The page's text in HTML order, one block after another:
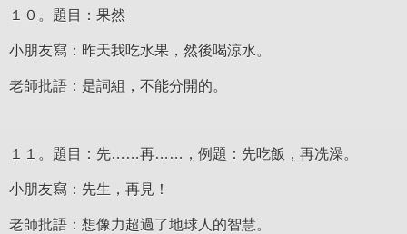
１０。題目：果然
小朋友寫：昨天我吃水果，然後喝涼水。
老師批語：是詞組，不能分開的。
１１。題目：先……再……，例題：先吃飯，再冼澡。
小朋友寫：先生，再見！
老師批語：想像力超過了地球人的智慧。